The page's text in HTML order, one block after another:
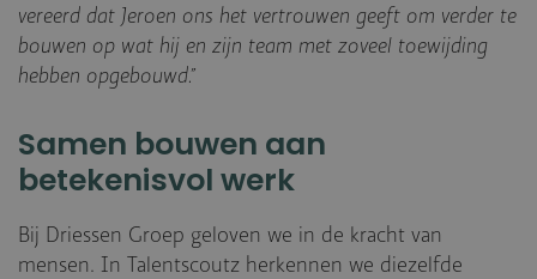
vereerd dat Jeroen ons het vertrouwen geeft om verder te
bouwen op wat hij en zijn team met zoveel toewijding
hebben opgebouwd.”
Samen bouwen aan
betekenisvol werk
Bij Driessen Groep geloven we in de kracht van
mensen. In Talentscoutz herkennen we diezelfde